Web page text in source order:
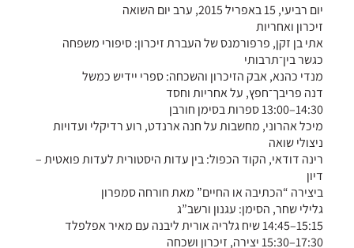
יום רביעי, 15 באפריל 2015, ערב יום השואה
זיכרון ואחריות
אתי בן זקן, פרפורמנס של העברת זיכרון: סיפורי משפחה
כגשר בין־תרבותי
מנדי כהנא, אבק הזיכרון והשכחה: ספרי יידיש כמשל
דנה פריבך־חפץ, על אחריות וחסד
14:30–13:00 ספרות בסימן חורבן
מיכל אהרוני, מחשבות על חנה ארנדט, רוע רדיקלי ועדויות
ניצולי שואה
רינה דודאי, הקוד הכפול: בין עדות היסטורית לעדות פואטית –
דיון
ביצירה “הכתיבה או החיים” מאת חורחה סמפרון
גלילי שחר, הסימן: עגנון ורשב”ג
15:15–14:45 שיח גלריה אורית ליבנה עם מאיר אפלפלד
17:30–15:30 יצירה, זיכרון ושכחה